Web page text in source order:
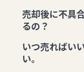
売却後に不具
るの？
いつ売ればい
い。